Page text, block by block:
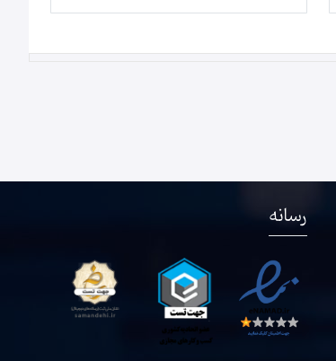
رسانه